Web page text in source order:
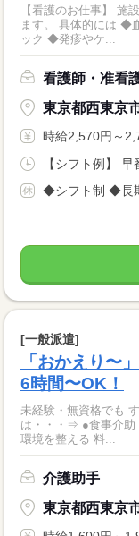
【看護のお仕事】 施
ます。 具体的には ◆血圧測定 ◆お薬の管理や準備 ◆バイタルチェ
ック ◆発疹やケ...
看護師・准看
東京都西東京
時給2,570円～
【シフト例】
◆シフト制 ◆長
[一般派遣]
「おかえり〜
6時間〜OK！
未経験・無資格でも すぐ
は・・・⇒ ●食事介助 喉に通りやすい工夫をするなど 食事しやすい
環境を整える 料...
介護助手
東京都西東京